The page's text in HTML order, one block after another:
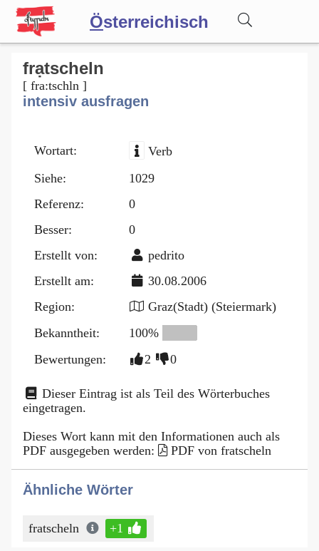
Österreichisch
Wörterbuch
Forum
Blog
frạtscheln
[ fra:tschln ]
intensiv ausfragen
Wortart:
Verb
Siehe:
1029
Referenz:
0
Besser:
0
Erstellt von:
pedrito
Erstellt am:
30.08.2006
Region:
Graz(Stadt) (Steiermark)
Bekanntheit:
100%
Bewertungen:
2 0
Dieser Eintrag ist als Teil des Wörterbuches
eingetragen.
Dieses Wort kann mit den Informationen auch als
PDF ausgegeben werden:
PDF von fratscheln
Ähnliche Wörter
fratscheln +1